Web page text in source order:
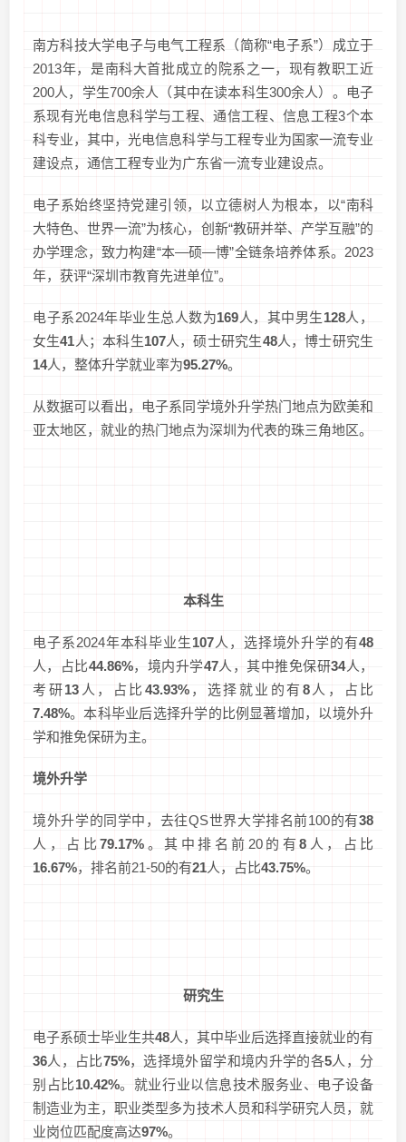
南方科技大学电子与电气工程系（简称“电子系”）成立于
2013年，是南科大首批成立的院系之一，现有教职工近
200人，学生700余人（其中在读本科生300余人）。电子
系现有光电信息科学与工程、通信工程、信息工程3个本
科专业，其中，光电信息科学与工程专业为国家一流专业
建设点，通信工程专业为广东省一流专业建设点。
电子系始终坚持党建引领，以立德树人为根本，以“南科
大特色、世界一流”为核心，创新“教研并举、产学互融”的
办学理念，致力构建“本—硕—博”全链条培养体系。2023
年，获评“深圳市教育先进单位”。
电子系2024年毕业生总人数为169人，其中男生128人，
女生41人；本科生107人，硕士研究生48人，博士研究生
14人，整体升学就业率为95.27%。
从数据可以看出，电子系同学境外升学热门地点为欧美和
亚太地区，就业的热门地点为深圳为代表的珠三角地区。
本科生
电子系2024年本科毕业生107人，选择境外升学的有48
人，占比44.86%，境内升学47人，其中推免保研34人，
考研13 人，占比 43.93%，选择就业的有8人，占比
7.48%。本科毕业后选择升学的比例显著增加，以境外升
学和推免保研为主。
境外升学
境外升学的同学中，去往QS世界大学排名前100的有38
人，占比 79.17% 。其中排名前20的有 8 人，占比
16.67%，排名前21-50的有21人，占比43.75%。
研究生
电子系硕士毕业生共48人，其中毕业后选择直接就业的有
36人，占比75%，选择境外留学和境内升学的各5人，分
别占比10.42%。就业行业以信息技术服务业、电子设备
制造业为主，职业类型多为技术人员和科学研究人员，就
业岗位匹配度高达97%。